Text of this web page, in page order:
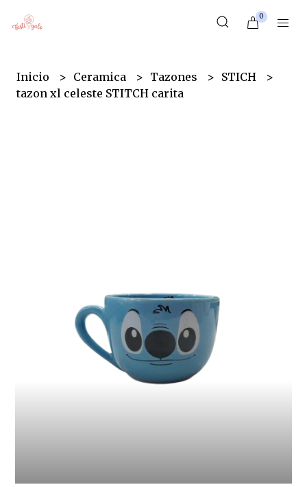
0
Inicio Ceramica Tazones
STICH
tazon xl celeste STITCH carita